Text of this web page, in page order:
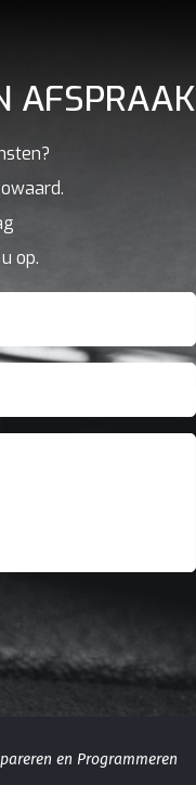
AFSPRAAK
op.
en Programmeren